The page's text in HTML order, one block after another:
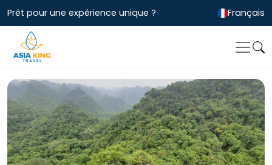
Prêt pour une expérience unique ? Français